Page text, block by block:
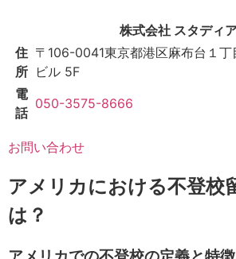
株式会社 スタディ
住
所
〒106-0041東京都港区麻布台１
ビル 5F
電
話
050-3575-8666
お問い合わせ
アメリカにおける不登校
は？